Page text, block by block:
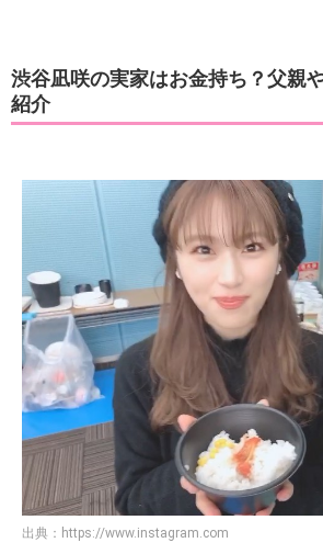
渋谷凪咲の実家はお金持ち？父親
紹介
出典： https://www.instagram.com